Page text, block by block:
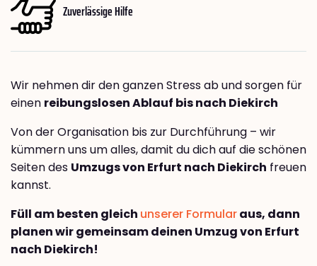
Zuverlässige Hilfe
Wir nehmen dir den ganzen Stress ab und sorgen für
einen reibungslosen Ablauf bis nach Diekirch
Von der Organisation bis zur Durchführung – wir
kümmern uns um alles, damit du dich auf die schönen
Seiten des Umzugs von Erfurt nach Diekirch freuen
kannst.
Füll am besten gleich unserer Formularaus, dann
planen wir gemeinsam deinen Umzug von Erfurt
nach Diekirch!